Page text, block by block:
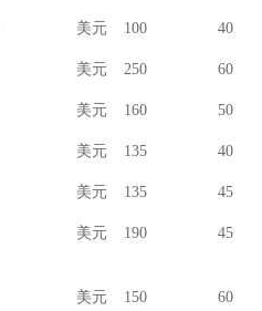
美元 100 40
美元 250 60
美元 160 50
美元 135 40
美元 135 45
美元 190 45
美元 150 60